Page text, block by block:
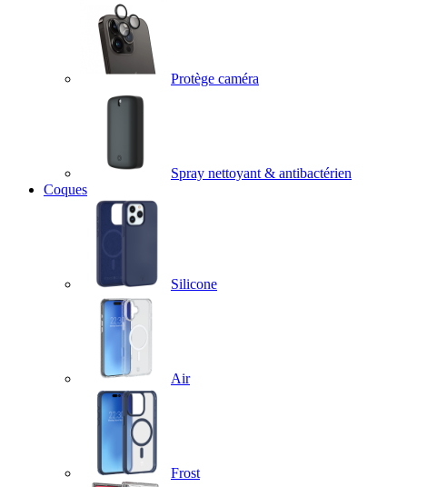
Protège caméra
Spray nettoyant & antibactérien
Coques
Silicone
Air
Frost